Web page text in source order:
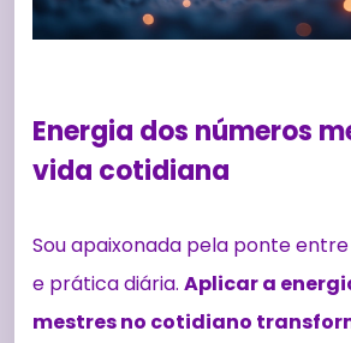
Energia dos números
vida cotidiana
Sou apaixonada pela ponte
e prática diária. Aplicar a
mestres no cotidiano